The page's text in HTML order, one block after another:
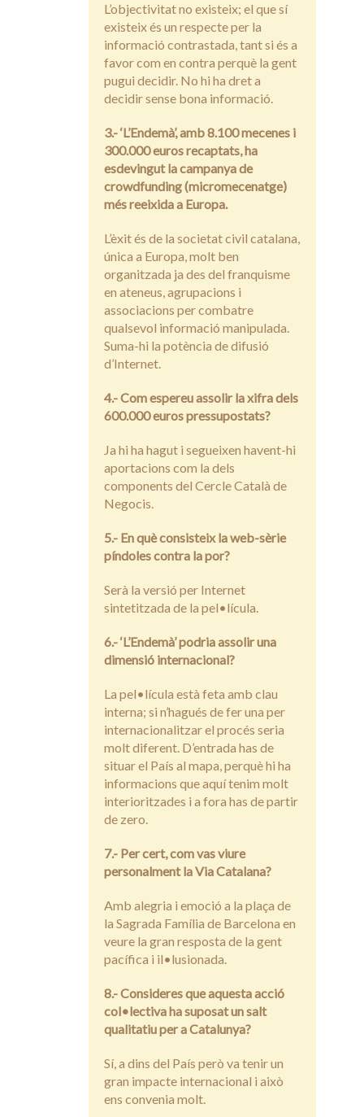
L’objectivitat no existeix; el que sí
existeix és un respecte per la
informació contrastada, tant si és a
favor com en contra perquè la gent
pugui decidir. No hi ha dret a
decidir sense bona informació.
3.- ‘L’Endemà’, amb 8.100 mecenes i
300.000 euros recaptats, ha
esdevingut la campanya de
crowdfunding (micromecenatge)
més reeixida a Europa.
L’èxit és de la societat civil catalana,
única a Europa, molt ben
organitzada ja des del franquisme
en ateneus, agrupacions i
associacions per combatre
qualsevol informació manipulada.
Suma-hi la potència de difusió
d’Internet.
4.- Com espereu assolir la xifra dels
600.000 euros pressupostats?
Ja hi ha hagut i segueixen havent-hi
aportacions com la dels
components del Cercle Català de
Negocis.
5.- En què consisteix la web-sèrie
píndoles contra la por?
Serà la versió per Internet
sintetitzada de la pel•lícula.
6.- ‘L’Endemà’ podria assolir una
dimensió internacional?
La pel•lícula està feta amb clau
interna; si n’hagués de fer una per
internacionalitzar el procés seria
molt diferent. D’entrada has de
situar el País al mapa, perquè hi ha
informacions que aquí tenim molt
interioritzades i a fora has de partir
de zero.
7.- Per cert, com vas viure
personalment la Via Catalana?
Amb alegria i emoció a la plaça de
la Sagrada Família de Barcelona en
veure la gran resposta de la gent
pacífica i il•lusionada.
8.- Consideres que aquesta acció
col•lectiva ha suposat un salt
qualitatiu per a Catalunya?
Sí, a dins del País però va tenir un
gran impacte internacional i això
ens convenia molt.